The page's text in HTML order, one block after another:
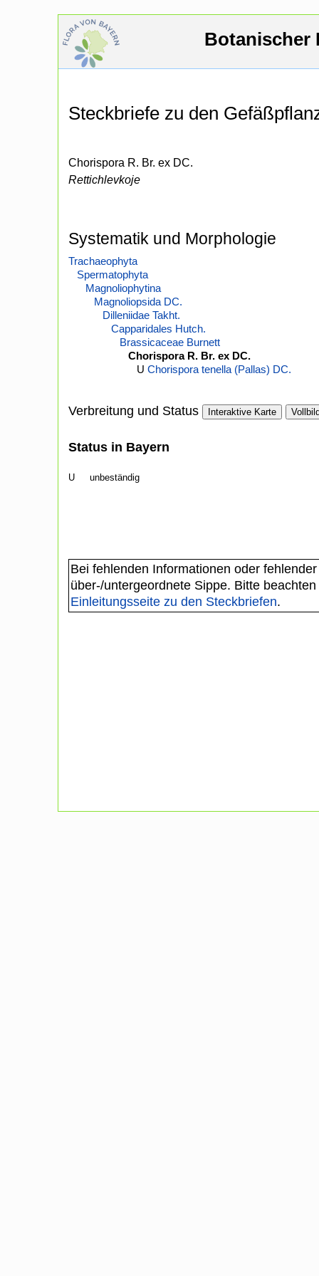
Botanischer
Steckbriefe zu den
Chorispora R. Br. ex DC.
Rettichlevkoje
Systematik und Morphologie
Trachaeophyta
Spermatophyta
Magnoliophytina
Magnoliopsida DC.
Dilleniidae Takht.
Capparidales Hutch.
Brassicaceae Burnett
Chorispora R. Br. ex DC.
U Chorispora tenella (Pallas) DC.
Verbreitung und Status Interaktive Karte
Status in Bayern
U unbeständig
Bei fehlenden Informationen oder
über-/untergeordnete Sippe. Bitte
Einleitungsseite zu den Steckbriefen.